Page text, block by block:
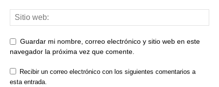
Guardar mi nombre, correo electrónico y sitio web en este
navegador la próxima vez que comente.
Recibir un correo electrónico con los siguientes comentarios a
esta entrada.